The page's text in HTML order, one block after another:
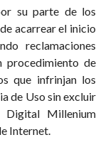
su parte de los
acarrear el inicio
reclamaciones
procedimiento de
que infrinjan los
de Uso sin excluir
Digital Millenium
Internet.